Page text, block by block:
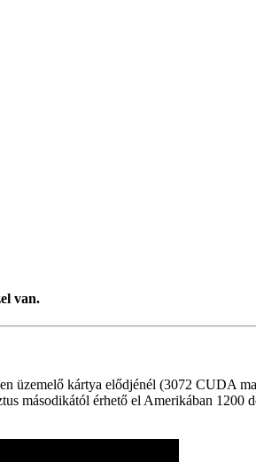
van.
üzemelő kártya elődjénél (3072 CUDA
másodikától érhető el Amerikában 1200